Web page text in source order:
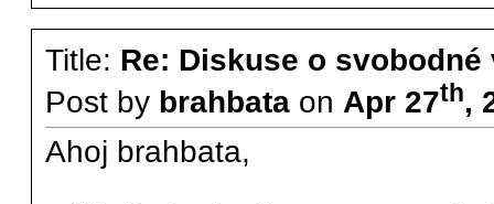
Title: Re: Diskuse o svobodné
Post by brahbataon Apr 27th,
Ahoj brahbata,